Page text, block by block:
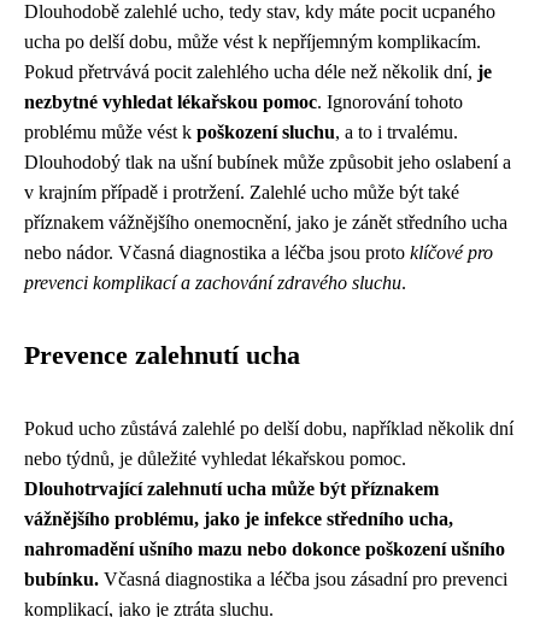
Dlouhodobě zalehlé ucho, tedy stav, kdy máte pocit ucpaného
ucha po delší dobu, může vést k nepříjemným komplikacím.
Pokud přetrvává pocit zalehlého ucha déle než několik dní, je
nezbytné vyhledat lékařskou pomoc. Ignorování tohoto
problému může vést k poškození sluchu, a to i trvalému.
Dlouhodobý tlak na ušní bubínek může způsobit jeho oslabení a
v krajním případě i protržení. Zalehlé ucho může být také
příznakem vážnějšího onemocnění, jako je zánět středního ucha
nebo nádor. Včasná diagnostika a léčba jsou proto klíčové pro
prevenci komplikací a zachování zdravého sluchu.
Prevence zalehnutí ucha
Pokud ucho zůstává zalehlé po delší dobu, například několik dní
nebo týdnů, je důležité vyhledat lékařskou pomoc.
Dlouhotrvající zalehnutí ucha může být příznakem
vážnějšího problému, jako je infekce středního ucha,
nahromadění ušního mazu nebo dokonce poškození ušního
bubínku. Včasná diagnostika a léčba jsou zásadní pro prevenci
komplikací, jako je ztráta sluchu.